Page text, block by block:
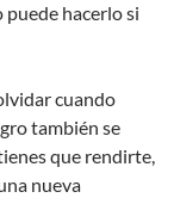
hacerlo si
cuando
también se
que rendirte,
nueva